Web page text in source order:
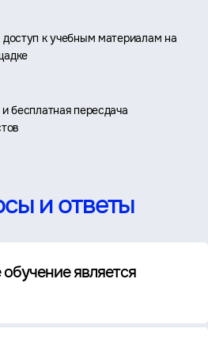
доступ к учебным материалам на
бесплатная пересдача
и ответы
является